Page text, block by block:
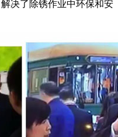
决了除锈作业中环保和安